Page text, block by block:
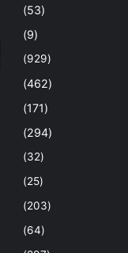
(53)
(9)
(929)
(462)
(171)
(294)
(32)
(25)
(203)
(64)